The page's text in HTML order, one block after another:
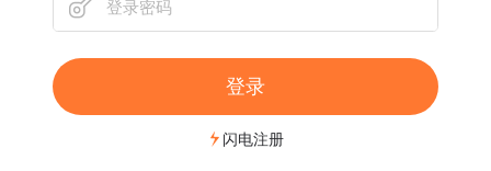
登录
闪电注册